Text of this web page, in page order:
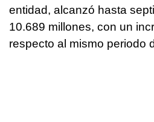
entidad, alcanzó hasta
10.689 millones, con un
respecto al mismo periodo